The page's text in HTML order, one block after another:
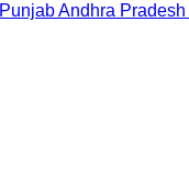
PunjabAndhra Pradesh